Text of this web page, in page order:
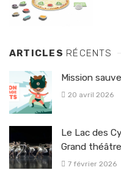
ARTICLES RÉCENTS
Mission
20 avril 2026
Le Lac des
Grand
7 février 2026